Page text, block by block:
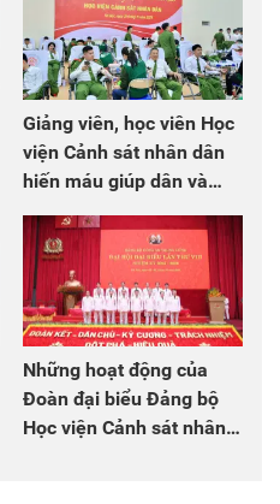
Giảng viên, học viên Học
viện Cảnh sát nhân dân
hiến máu giúp dân và
Những hoạt động của
Đoàn đại biểu Đảng bộ
Học viện Cảnh sát nhân